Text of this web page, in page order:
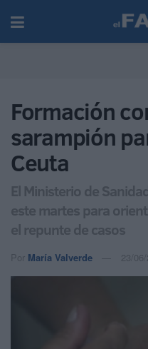
Formación
sarampión
Ceuta
El Ministerio de
este martes para
el repunte de casos
Por María Valverde 23/